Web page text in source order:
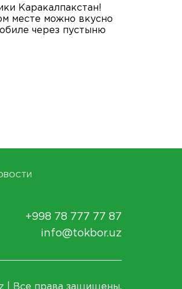
Каракалпакстан!
месте можно вкусно
через пустыню
+998 78 777 77 87
info@tokbor.uz
| Все права защищены.